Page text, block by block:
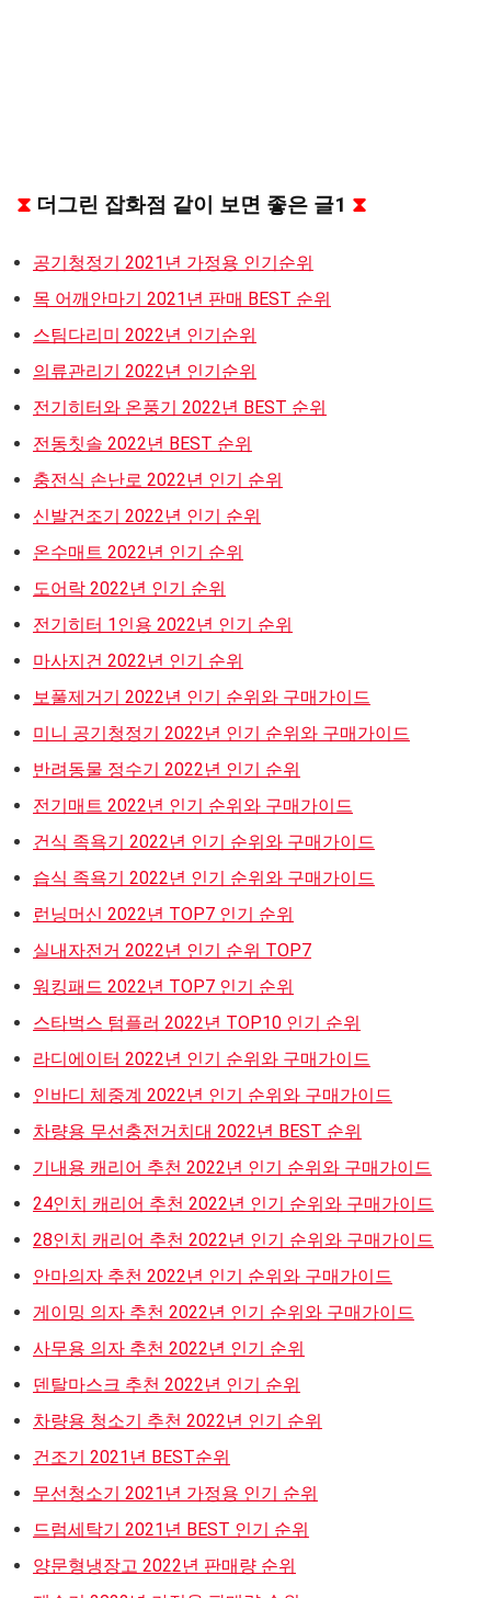
⧗ 더그린 잡화점 같이 보면 좋은 글1 ⧗
공기청정기 2021년 가정용 인기순위
목 어깨안마기 2021년 판매 BEST 순위
스팀다리미 2022년 인기순위
의류관리기 2022년 인기순위
전기히터와 온풍기 2022년 BEST 순위
전동칫솔 2022년 BEST 순위
충전식 손난로 2022년 인기 순위
신발건조기 2022년 인기 순위
온수매트 2022년 인기 순위
도어락 2022년 인기 순위
전기히터 1인용 2022년 인기 순위
마사지건 2022년 인기 순위
보풀제거기 2022년 인기 순위와 구매가이드
미니 공기청정기 2022년 인기 순위와 구매가이드
반려동물 정수기 2022년 인기 순위
전기매트 2022년 인기 순위와 구매가이드
건식 족욕기 2022년 인기 순위와 구매가이드
습식 족욕기 2022년 인기 순위와 구매가이드
런닝머신 2022년 TOP7 인기 순위
실내자전거 2022년 인기 순위 TOP7
워킹패드 2022년 TOP7 인기 순위
스타벅스 텀플러 2022년 TOP10 인기 순위
라디에이터 2022년 인기 순위와 구매가이드
인바디 체중계 2022년 인기 순위와 구매가이드
차량용 무선충전거치대 2022년 BEST 순위
기내용 캐리어 추천 2022년 인기 순위와 구매가이드
24인치 캐리어 추천 2022년 인기 순위와 구매가이드
28인치 캐리어 추천 2022년 인기 순위와 구매가이드
안마의자 추천 2022년 인기 순위와 구매가이드
게이밍 의자 추천 2022년 인기 순위와 구매가이드
사무용 의자 추천 2022년 인기 순위
덴탈마스크 추천 2022년 인기 순위
차량용 청소기 추천 2022년 인기 순위
건조기 2021년 BEST순위
무선청소기 2021년 가정용 인기 순위
드럼세탁기 2021년 BEST 인기 순위
양문형냉장고 2022년 판매량 순위